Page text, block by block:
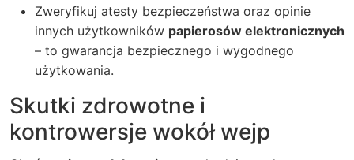
Zweryfikuj atesty bezpieczeństwa oraz opinie
innych użytkowników papierosów elektronicznych
– to gwarancja bezpiecznego i wygodnego
użytkowania.
Skutki zdrowotne i
kontrowersje wokół wejp